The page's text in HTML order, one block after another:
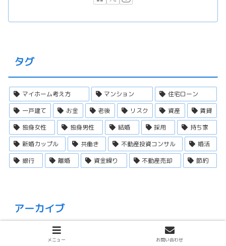
タグ
マイホーム考え方 マンション
住宅ローン
一戸建て
お金 老後 リスク 資産
賃貸
独身女性
独身男性 結婚 採用
持ち家
新婚カップル
共働き 不動産投資コンサル
婚活
銀行
離婚 資金繰り 不動産売却 節約
アーカイブ
メニュー お問い合わせ